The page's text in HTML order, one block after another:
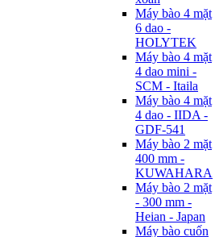
Máy bào 4 mặt
6 dao -
HOLYTEK
Máy bào 4 mặt
4 dao mini -
SCM - Itaila
Máy bào 4 mặt
4 dao - IIDA -
GDF-541
Máy bào 2 mặt
400 mm -
KUWAHARA
Máy bào 2 mặt
- 300 mm -
Heian - Japan
Máy bào cuốn